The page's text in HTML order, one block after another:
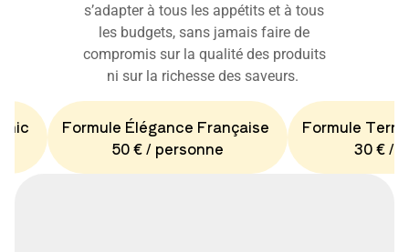
s’adapter à tous les appétits et à tous
les budgets, sans jamais faire de
compromis sur la qualité des produits
ni sur la richesse des saveurs.
Formule Élégance Française
50 € / personne
Formule
30 € /